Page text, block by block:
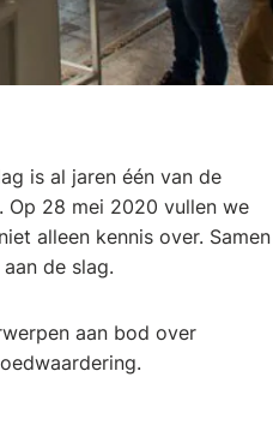
is al jaren één van de
Op 28 mei 2020 vullen we
alleen kennis over. Samen
de slag.
aan bod over